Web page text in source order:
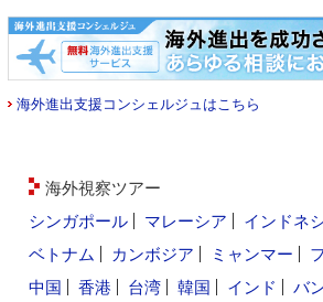
海外進出支援コンシェルジュはこちら
海外視察ツアー
シンガポール
マレーシア インドネ
ベトナム
カンボジア ミャンマー
中国
香港 台湾 韓国 インド バ